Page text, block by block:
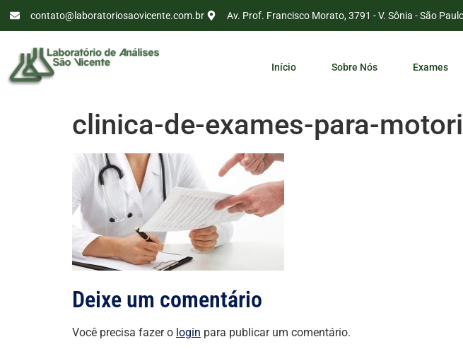
contato@laboratoriosaovicente.com.br Av. Prof. Francisco Morato, 3791 - V. Sônia - São
Início Sobre Nós Exames
clinica-de-exames-para-
Deixe um comentário
Você precisa fazer o login para publicar um comentário.